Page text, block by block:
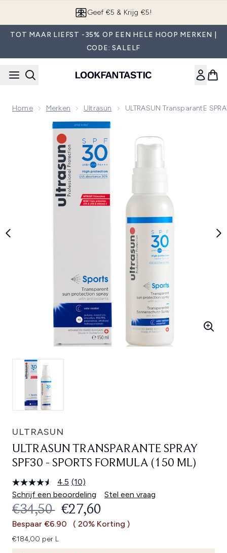
App downloaden
TOT MAAR LIEFST -35% OP EEN HELE HOOP MERKEN |
CODE: SALELF
Home Merken Ultrasun ULTRASUN TransparantE
Now showing image 1 ULTRASUN TransparantE SPRAY
ULTRASUN
ULTRASUN TRANSPARANTE SPRAY
SPF30 - SPORTS FORMULA (150 ML)
4.5 Lees
10
beoordelingen.
Dezelfde
paginalink.
(10)
Schrijf een beoordeling
Stel een vraag
RECOMMENDED RETAIL PRICE:
€34,50 HUIDIGE PRIJS:
€27,60
Bespaar €6.90 ( 20% Korting )
€184,00 per L